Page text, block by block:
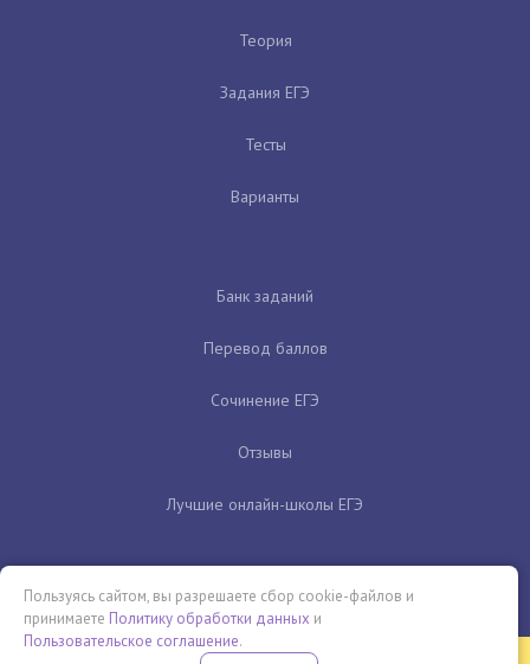
Теория
Задания ЕГЭ
Тесты
Варианты
Банк заданий
Перевод баллов
Сочинение ЕГЭ
Отзывы
Лучшие онлайн-школы ЕГЭ
Пользуясь сайтом, вы разрешаете сбор cookie-файлов и
принимаете Политику обработки данных и
Пользовательское соглашение.